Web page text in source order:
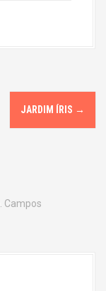
JARDIM ÍRIS →
Campos